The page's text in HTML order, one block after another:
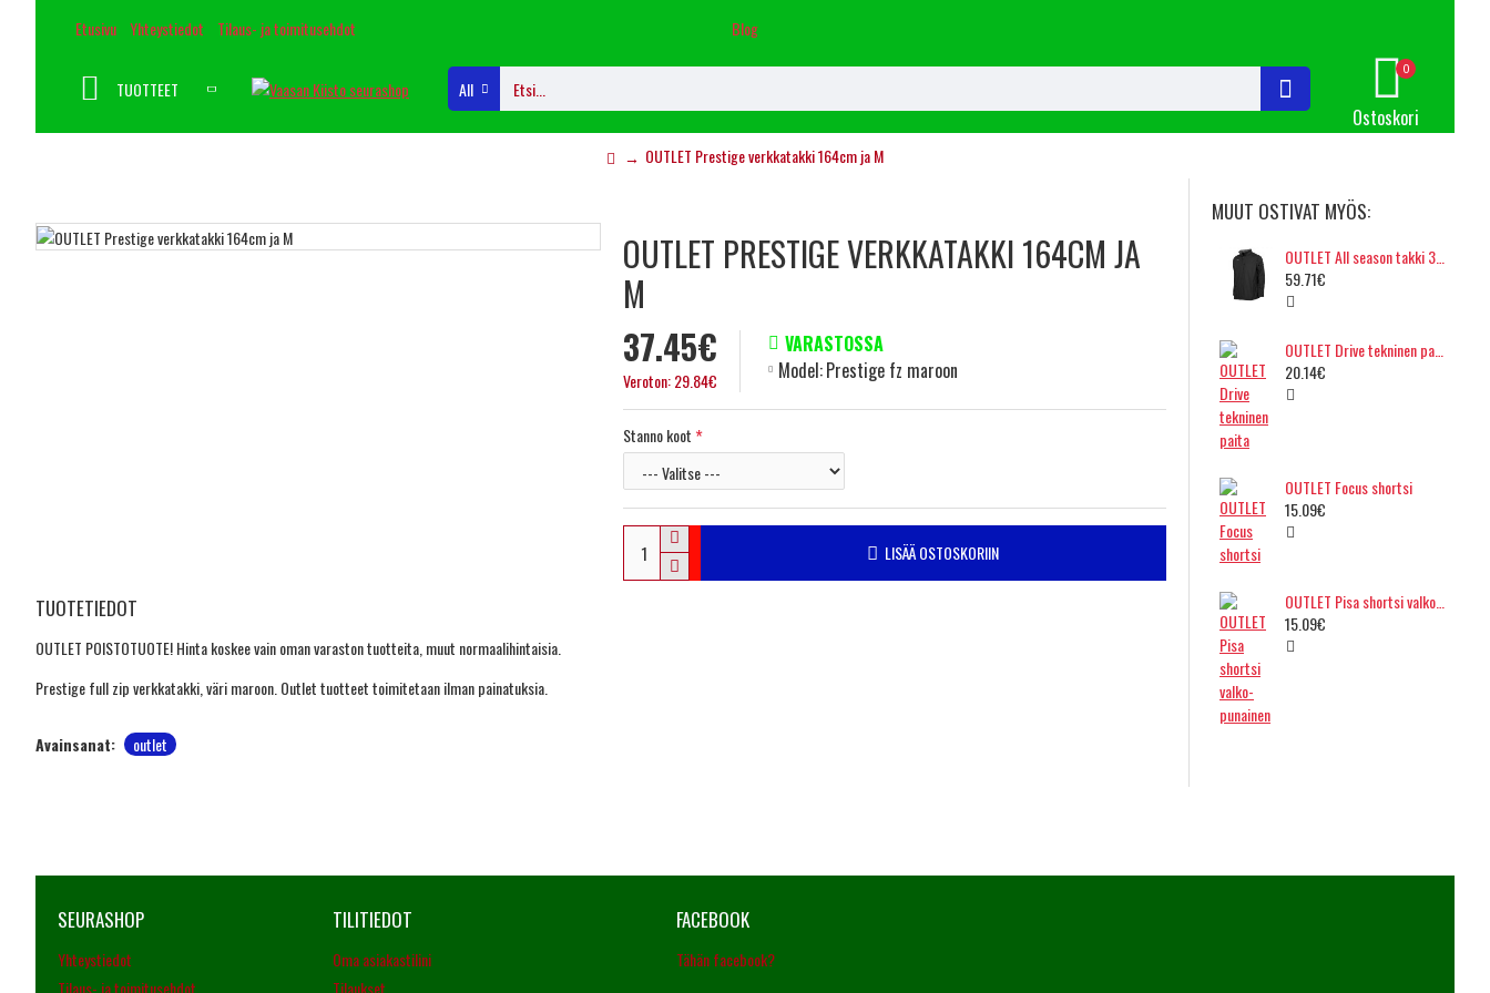
Etusivu Yhteystiedot Tilaus- ja toimitusehdot Blog
TUOTTEET All
Ostoskori
0
OUTLET Prestige verkkatakki 164cm ja M
OUTLET PRESTIGE VERKKATAKKI 164CM JA
M
37.45€
Veroton: 29.84€
VARASTOSSA
Model:Prestige fz maroon
Stanno koot
LISÄÄ OSTOSKORIIN
TUOTETIEDOT
OUTLET POISTOTUOTE! Hinta koskee vain oman varaston tuotteita, muut normaalihintaisia.
Prestige full zip verkkatakki, väri maroon. Outlet tuotteet toimitetaan ilman painatuksia.
Avainsanat: outlet
MUUT OSTIVAT MYÖS:
59.71€
20.14€
OUTLET Focus shortsi
15.09€
15.09€
SEURASHOP
Yhteystiedot
Tilaus- ja toimitusehdot
TILITIEDOT
Oma asiakastilini
Tilaukset
FACEBOOK
Tähän facebook?